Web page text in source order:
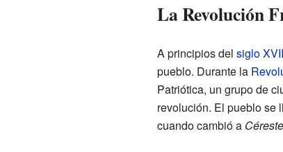
La Revolución
A principios del siglo
pueblo. Durante la
Patriótica, un grupo de
revolución. El pueblo se
cuando cambió a